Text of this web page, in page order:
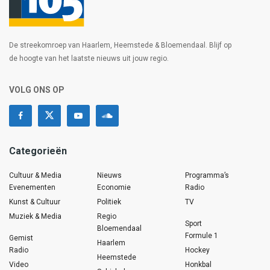
De streekomroep van Haarlem, Heemstede & Bloemendaal. Blijf op
de hoogte van het laatste nieuws uit jouw regio.
VOLG ONS OP
Categorieën
Cultuur & Media
Evenementen
Kunst & Cultuur
Muziek & Media
Gemist
Radio
Video
Nieuws
Economie
Politiek
Regio
Bloemendaal
Haarlem
Heemstede
Programma’s
Radio
TV
Sport
Formule 1
Hockey
Honkbal